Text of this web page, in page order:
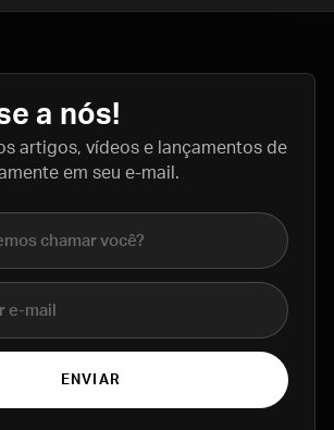
a nós!
artigos, vídeos e lançamentos de
em seu e-mail.
ENVIAR